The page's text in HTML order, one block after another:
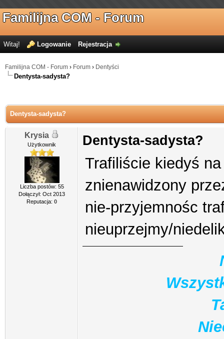
Familijna COM - Forum
Witaj! Logowanie Rejestracja
Familijna COM - Forum › Forum › Dentyści
Dentysta-sadysta?
Dentysta-sadysta?
Krysia
Użytkownik
Liczba postów: 55
Dołączył: Oct 2013
Reputacja: 0
Dentysta-sadysta?
Trafiliście kiedyś
znienawidzony
nie-przyjemnośc
nieuprzejmy/